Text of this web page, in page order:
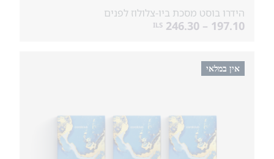
הידרו בוסט מסכת ביו-צלולוז לפנים
197.10 – 246.30
ILS
אין במלאי